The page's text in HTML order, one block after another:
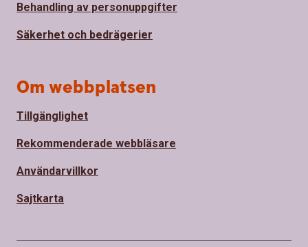
Behandling av personuppgifter
Säkerhet och bedrägerier
Om webbplatsen
Tillgänglighet
Rekommenderade webbläsare
Användarvillkor
Sajtkarta